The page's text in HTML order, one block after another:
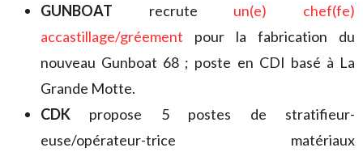
GUNBOAT recrute un(e) chef(fe)
accastillage/gréement pour la fabrication du
nouveau Gunboat 68 ; poste en CDI basé à La
Grande Motte.
CDK propose 5 postes de stratifieur-
euse/opérateur-trice matériaux